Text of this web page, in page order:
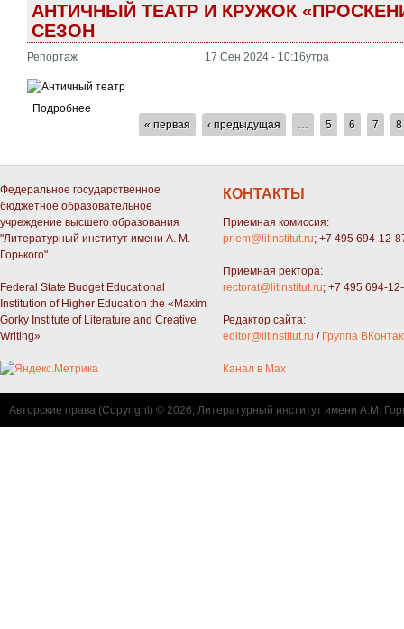
АНТИЧНЫЙ ТЕАТР И КРУЖОК
СЕЗОН
Репортаж 17 Сен 2024 - 10:16утра
Подробнее
СТРАНИЦЫ« первая ‹ предыдущая … 5 6 7 8
Федеральное государственное
бюджетное образовательное
учреждение высшего образования
"Литературный институт имени А. М.
Горького"
Federal State Budget Educational
Institution of Higher Education the «Maxim
Gorky Institute of Literature and Creative
Writing»
КОНТАКТЫ
Приемная комиссия:
priem@litinstitut.ru; +7 495 694-12-
Приемная ректора:
rectorat@litinstitut.ru; +7 495 694-
Редактор сайта:
editor@litinstitut.ru / Группа
Канал в Max
Авторские права (Copyright) © 2026, Литературный институт имени А.М.